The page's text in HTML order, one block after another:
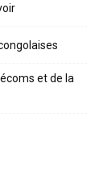
et de la